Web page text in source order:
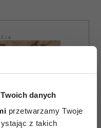
danych
przetwarzamy Twoje
z takich